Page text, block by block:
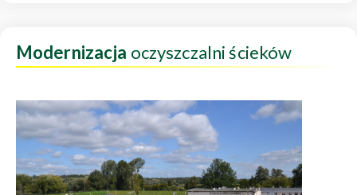
Modernizacja oczyszczalni ścieków